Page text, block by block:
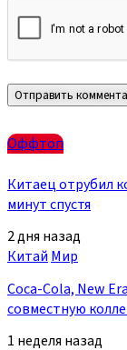
Оффтоп
Китаец отрубил
минут спустя
2 дня назад
Китай Мир
Coca-Cola, New
совместную
1 неделя назад